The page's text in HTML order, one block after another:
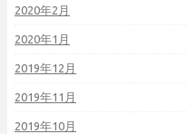
2020年2月
2020年1月
2019年12月
2019年11月
2019年10月